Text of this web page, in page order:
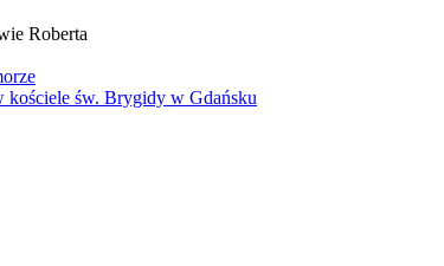
Roberta
św. Brygidy w Gdańsku